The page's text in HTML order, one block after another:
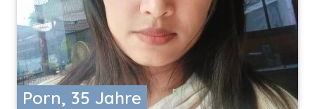
Porn, 35 Jahre